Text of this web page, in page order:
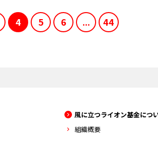
4 5 6 ... 44
風に立つライオン基金につ
組織概要